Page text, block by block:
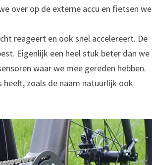
over op de externe accu en fietsen we
reageert en ook snel accelereert. De
Eigenlijk een heel stuk beter dan we
waar we mee gereden hebben.
zoals de naam natuurlijk ook